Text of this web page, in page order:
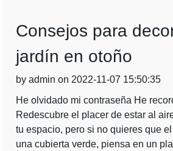
Consejos para
jardín en otoño
by admin on 2022-11-07 15:50:35
He olvidado mi contraseña He
Redescubre el placer de estar al
tu espacio, pero si no quieres que
una cubierta verde, piensa en un